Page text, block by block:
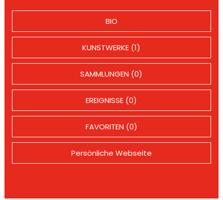
BIO
KUNSTWERKE (1)
SAMMLUNGEN (0)
EREIGNISSE (0)
FAVORITEN (0)
Persönliche Webseite